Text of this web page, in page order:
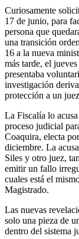
Curiosamente
17 de junio, para
persona que
una transición
16 a la nueva
más tarde, el
presentaba
investigación
protección a un
La Fiscalía lo
proceso judicial
Coaquira, electa
diciembre. La
Siles y otro juez,
emitir un fallo
cuales está el
Magistrado.
Las nuevas
solo una pieza de
dentro del sistema